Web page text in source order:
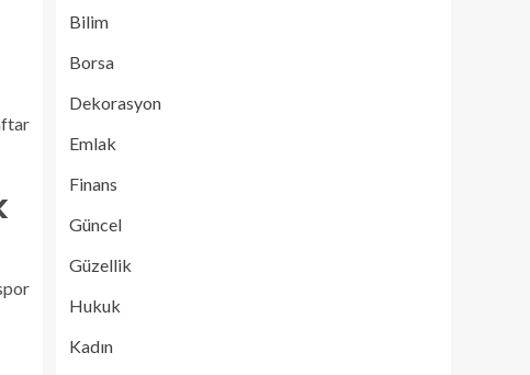
Bilim
Borsa
Dekorasyon
Emlak
Finans
Güncel
Güzellik
Hukuk
Kadın